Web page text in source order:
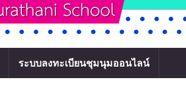
ระบบลงทะเบียนชุมนุมออนไลน์